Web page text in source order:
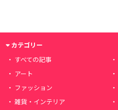
カテゴリー
すべての記事
アート
ファッション
雑貨・インテリア